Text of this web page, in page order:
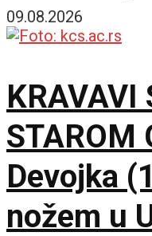
napadaju
09.08.2026
KRAVAVI
STAROM
Devojka
nožem u